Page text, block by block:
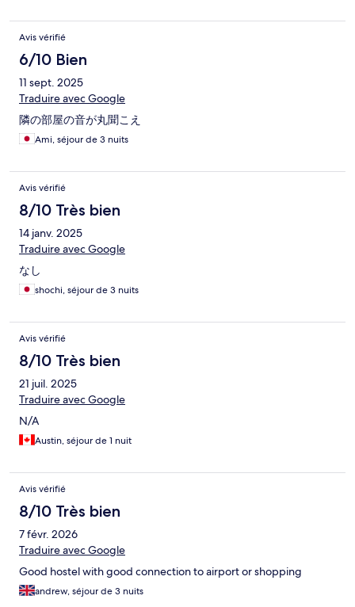
Avis vérifié
6/10 Bien
11 sept. 2025
Traduire avec Google
隣の部屋の音が丸聞こえ
Ami, séjour de 3 nuits
Avis vérifié
8/10 Très bien
14 janv. 2025
Traduire avec Google
なし
shochi, séjour de 3 nuits
Avis vérifié
8/10 Très bien
21 juil. 2025
Traduire avec Google
N/A
Austin, séjour de 1 nuit
Avis vérifié
8/10 Très bien
7 févr. 2026
Traduire avec Google
Good hostel with good connection to airport or shopping
andrew, séjour de 3 nuits